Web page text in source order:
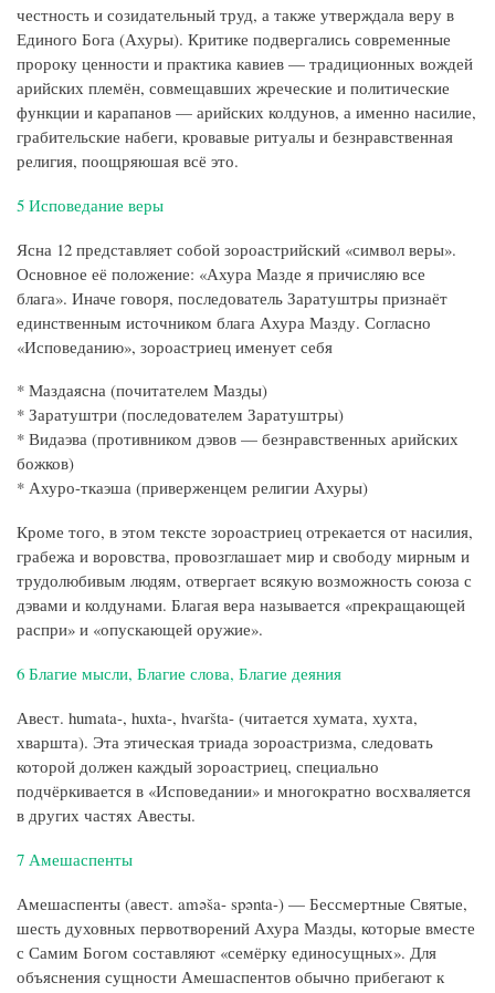
честность и созидательный труд, а также утверждала веру в
Единого Бога (Ахуры). Критике подвергались современные
пророку ценности и практика кавиев — традиционных вождей
арийских племён, совмещавших жреческие и политические
функции и карапанов — арийских колдунов, а именно насилие,
грабительские набеги, кровавые ритуалы и безнравственная
религия, поощряюшая всё это.
5 Исповедание веры
Ясна 12 представляет собой зороастрийский «символ веры».
Основное её положение: «Ахура Мазде я причисляю все
блага». Иначе говоря, последователь Заратуштры признаёт
единственным источником блага Ахура Мазду. Согласно
«Исповеданию», зороастриец именует себя
* Маздаясна (почитателем Мазды)
* Заратуштри (последователем Заратуштры)
* Видаэва (противником дэвов — безнравственных арийских
божков)
* Ахуро-ткаэша (приверженцем религии Ахуры)
Кроме того, в этом тексте зороастриец отрекается от насилия,
грабежа и воровства, провозглашает мир и свободу мирным и
трудолюбивым людям, отвергает всякую возможность союза с
дэвами и колдунами. Благая вера называется «прекращающей
распри» и «опускающей оружие».
6 Благие мысли, Благие слова, Благие деяния
Авест. humata-, huxta-, hvaršta- (читается хумата, хухта,
хваршта). Эта этическая триада зороастризма, следовать
которой должен каждый зороастриец, специально
подчёркивается в «Исповедании» и многократно восхваляется
в других частях Авесты.
7 Амешаспенты
Амешаспенты (авест. aməša- spənta-) — Бессмертные Святые,
шесть духовных первотворений Ахура Мазды, которые вместе
с Самим Богом составляют «семёрку единосущных». Для
объяснения сущности Амешаспентов обычно прибегают к